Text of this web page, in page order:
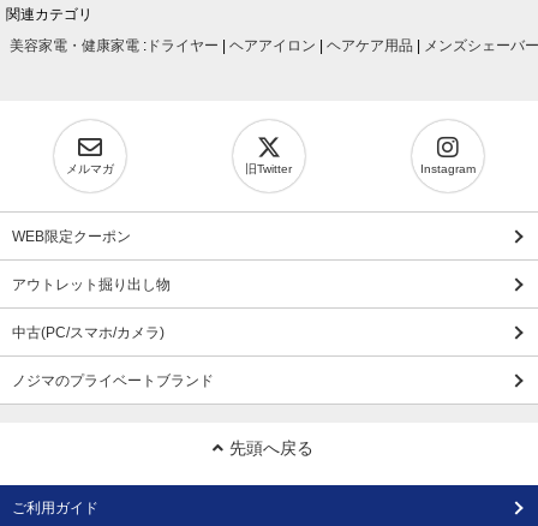
関連カテゴリ
美容家電・健康家電 : ドライヤー ヘアアイロン ヘアケア用品 メンズシェーバー
メルマガ 旧Twitter Instagram
WEB限定クーポン
アウトレット掘り出し物
中古(PC/スマホ/カメラ)
ノジマのプライベートブランド
先頭へ戻る
ご利用ガイド